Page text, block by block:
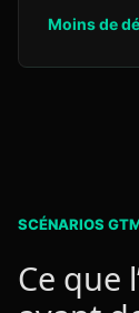
Moins de
SCÉNARIOS
Ce que